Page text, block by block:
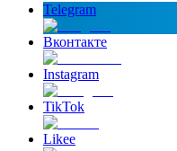
Telegram
Вконтакте
Instagram
TikTok
Likee